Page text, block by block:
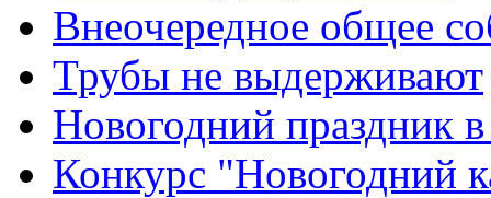
Внеочередное общее
Трубы не выдерживают
Новогодний праздник
Конкурс "Новогодний